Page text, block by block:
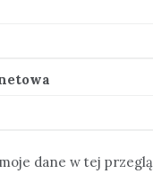
dane w tej